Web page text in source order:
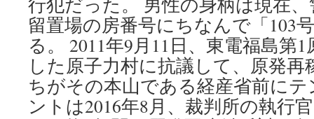
留置場の房番号にちなんで「103
る。 2011年9月11日、東電福島第
した原子力村に抗議して、原発再
ちがその本山である経産省前に
ントは2016年8月、裁判所の執行